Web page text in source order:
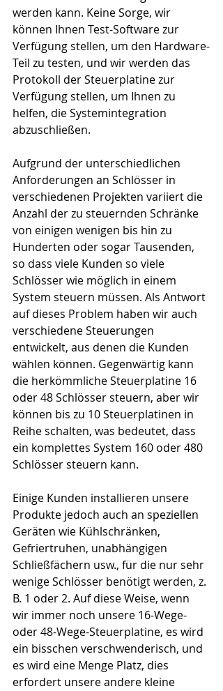
werden kann. Keine Sorge, wir
können Ihnen Test-Software zur
Verfügung stellen, um den Hardware-
Teil zu testen, und wir werden das
Protokoll der Steuerplatine zur
Verfügung stellen, um Ihnen zu
helfen, die Systemintegration
abzuschließen.
Aufgrund der unterschiedlichen
Anforderungen an Schlösser in
verschiedenen Projekten variiert die
Anzahl der zu steuernden Schränke
von einigen wenigen bis hin zu
Hunderten oder sogar Tausenden,
so dass viele Kunden so viele
Schlösser wie möglich in einem
System steuern müssen. Als Antwort
auf dieses Problem haben wir auch
verschiedene Steuerungen
entwickelt, aus denen die Kunden
wählen können. Gegenwärtig kann
die herkömmliche Steuerplatine 16
oder 48 Schlösser steuern, aber wir
können bis zu 10 Steuerplatinen in
Reihe schalten, was bedeutet, dass
ein komplettes System 160 oder 480
Schlösser steuern kann.
Einige Kunden installieren unsere
Produkte jedoch auch an speziellen
Geräten wie Kühlschränken,
Gefriertruhen, unabhängigen
Schließfächern usw., für die nur sehr
wenige Schlösser benötigt werden, z.
B. 1 oder 2. Auf diese Weise, wenn
wir immer noch unsere 16-Wege-
oder 48-Wege-Steuerplatine, es wird
ein bisschen verschwenderisch, und
es wird eine Menge Platz, dies
erfordert unsere andere kleine